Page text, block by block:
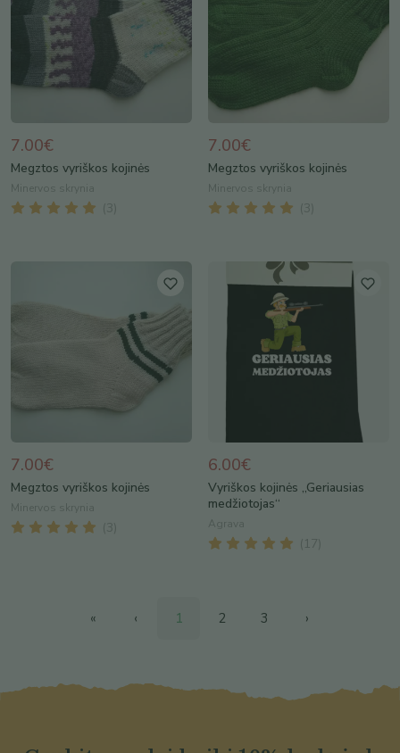
7.00€
Megztos vyriškos kojinės
Minervos skrynia
( 3
7.00€
Megztos vyriškos kojinės
Minervos skrynia
( 3
7.00€
Megztos vyriškos kojinės
Minervos skrynia
( 3
6.00€
Vyriškos kojinės „Geriausias
medžiotojas“
Agrava
( 17
« ‹ 1 2 3 ›